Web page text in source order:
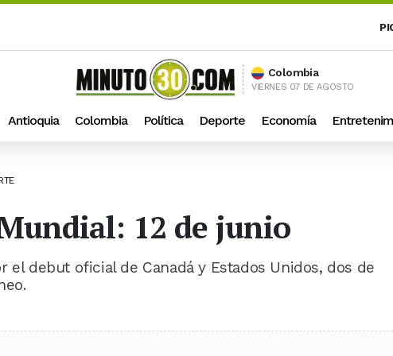
Colombia
VIERNES 07 DE AGOSTO
Antioquia Colombia Política Deporte Economía
12 de junio
el debut oficial de Canadá y Estados Unidos, dos de